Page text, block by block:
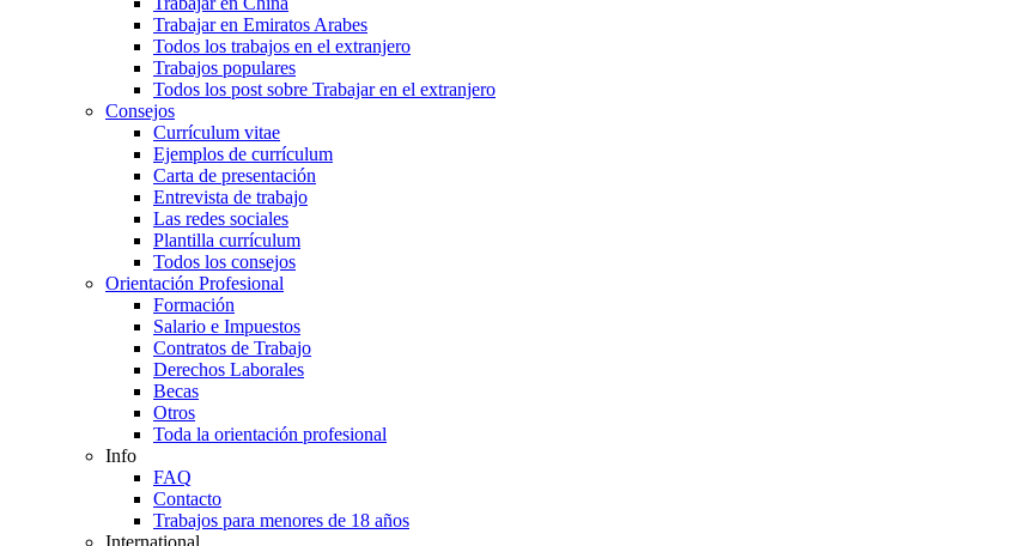
Trabajar en Emiratos Arabes
Todos los trabajos en el extranjero
Trabajos populares
Todos los post sobre Trabajar en el extranjero
Consejos
Currículum vitae
Ejemplos de currículum
Carta de presentación
Entrevista de trabajo
Las redes sociales
Plantilla currículum
Todos los consejos
Orientación Profesional
Formación
Salario e Impuestos
Contratos de Trabajo
Derechos Laborales
Becas
Otros
Toda la orientación profesional
Info
FAQ
Contacto
Trabajos para menores de 18 años
International